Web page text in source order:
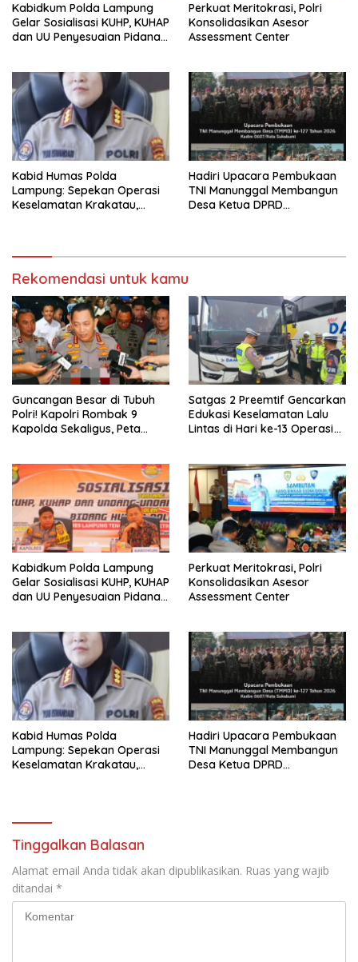
Kabidkum Polda Lampung
Gelar Sosialisasi KUHP, KUHAP
dan UU Penyesuaian Pidana
Perkuat Meritokrasi, Polri
Konsolidasikan Asesor
Assessment Center
Kabid Humas Polda
Lampung: Sepekan Operasi
Keselamatan Krakatau,
Hadiri Upacara Pembukaan
TNI Manunggal Membangun
Desa Ketua DPRD
Rekomendasi untuk kamu
Guncangan Besar di Tubuh
Polri! Kapolri Rombak 9
Kapolda Sekaligus, Peta
Satgas 2 Preemtif Gencarkan
Edukasi Keselamatan Lalu
Lintas di Hari ke-13 Operasi
Kabidkum Polda Lampung
Gelar Sosialisasi KUHP, KUHAP
dan UU Penyesuaian Pidana
Perkuat Meritokrasi, Polri
Konsolidasikan Asesor
Assessment Center
Kabid Humas Polda
Lampung: Sepekan Operasi
Keselamatan Krakatau,
Hadiri Upacara Pembukaan
TNI Manunggal Membangun
Desa Ketua DPRD
Tinggalkan Balasan
Alamat email Anda tidak akan dipublikasikan. Ruas yang wajib
ditandai *